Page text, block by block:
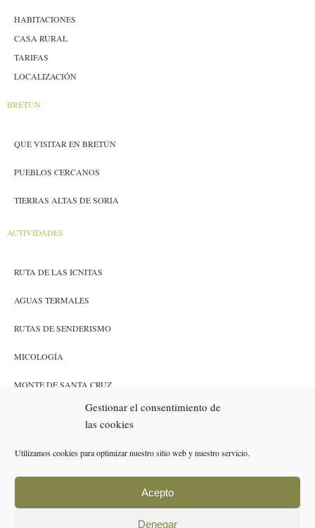
Gestionar el consentimiento de
las cookies
Utilizamos cookies para optimizar nuestro sitio web y nuestro servicio.
Acepto
Denegar
HABITACIONES
CASA RURAL
TARIFAS
LOCALIZACIÓN
BRETÚN
QUE VISITAR EN BRETÚN
PUEBLOS CERCANOS
TIERRAS ALTAS DE SORIA
ACTIVIDADES
RUTA DE LAS ICNITAS
AGUAS TERMALES
RUTAS DE SENDERISMO
MICOLOGÍA
MONTE DE SANTA CRUZ